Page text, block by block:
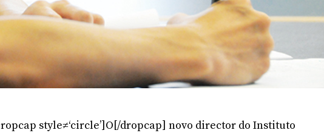
ropcap style≠‘circle’]O[/dropcap] novo director do Instituto